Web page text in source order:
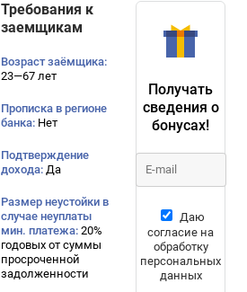
Требования к
заемщикам
Возраст заёмщика:
23—67 лет
Прописка в регионе
банка: Нет
Подтверждение
дохода: Да
Размер неустойки в
случае неуплаты
мин. платежа: 20%
годовых от суммы
просроченной
задолженности
Получать
сведения о
бонусах!
Даю
согласие на
обработку
персональных
данных